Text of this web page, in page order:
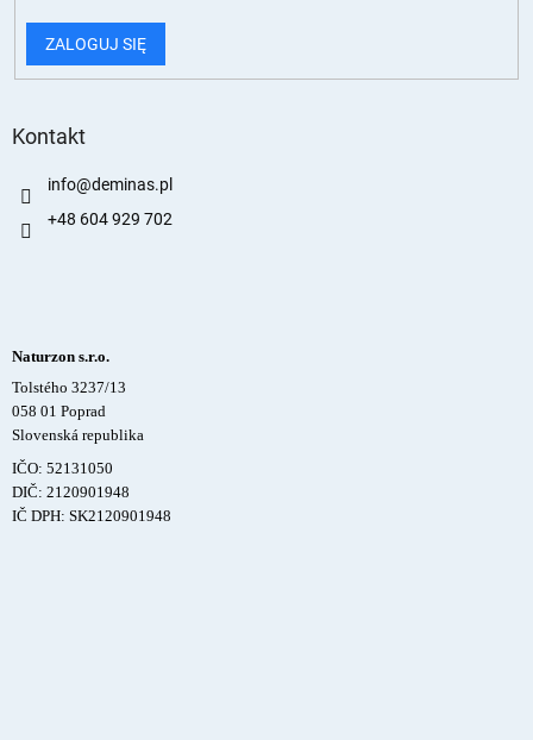
ZALOGUJ SIĘ
Kontakt
info@deminas.pl
+48 604 929 702
Naturzon s.r.o.
Tolstého 3237/13
058 01 Poprad
Slovenská republika
IČO: 52131050
DIČ: 2120901948
IČ DPH: SK2120901948